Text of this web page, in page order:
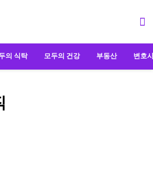
의 식탁 모두의 건강 부동산 변호